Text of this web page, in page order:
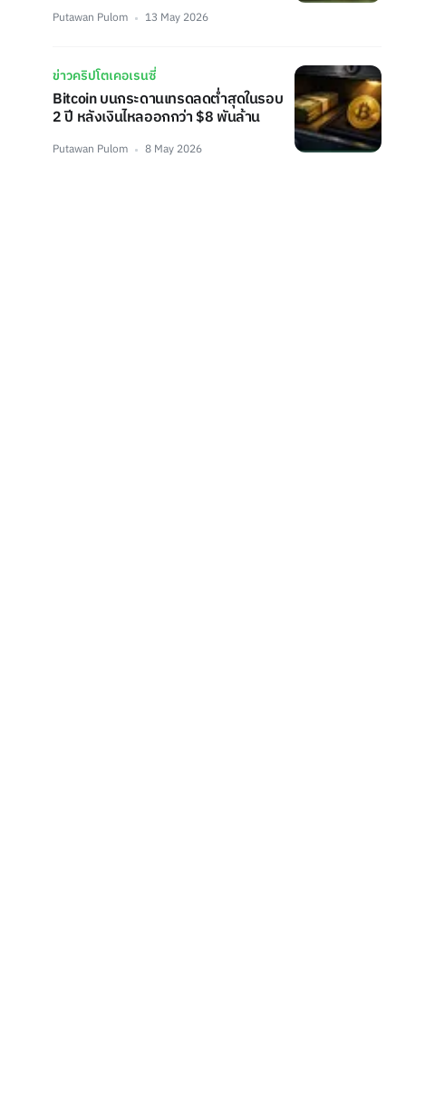
Putawan Pulom 13 May 2026
ข่าวคริปโตเคอเรนซี่
Bitcoin บนกระดานเทรดลดต่ำสุดในรอบ
2 ปี หลังเงินไหลออกกว่า $8 พันล้าน
Putawan Pulom 8 May 2026